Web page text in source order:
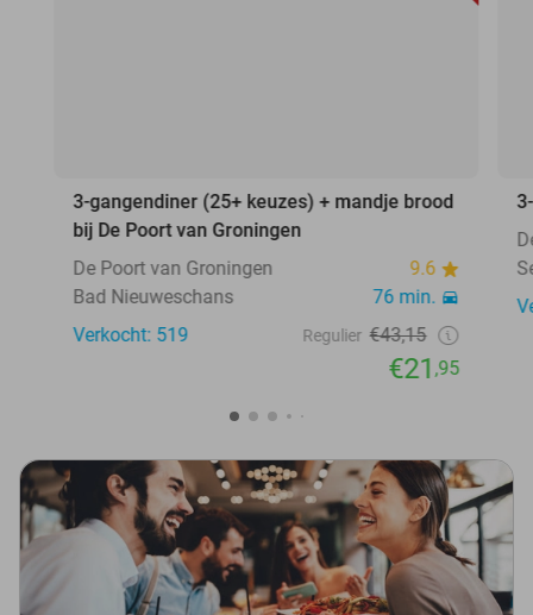
3-gangendiner (25+ keuzes) + mandje brood
bij De Poort van Groningen
De Poort van Groningen
9.6
Bad Nieuweschans
76 min.
Verkocht: 519
Regulier €43,15
€21,95